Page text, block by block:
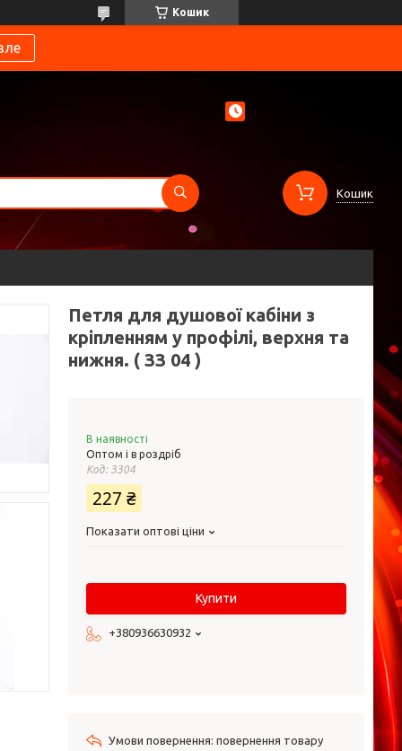
Кошик
Кошик
Петля для душової кабіни з
кріпленням у профілі, верхня та
нижня. ( ЗЗ 04 )
В наявності
Оптом і в роздріб
Код: ЗЗ04
227 ₴
Показати оптові ціни
Купити
+380936630932
повернення товару